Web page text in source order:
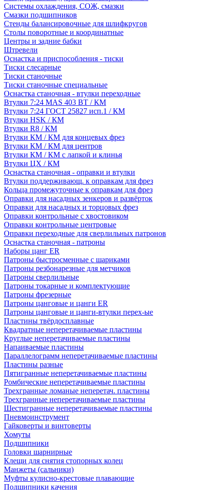
Системы охлаждения, СОЖ, смазки
Смазки подшипников
Стенды балансировочные для шлифкругов
Столы поворотные и координатные
Центры и задние бабки
Штревели
Оснастка и приспособления - тиски
Тиски слесарные
Тиски станочные
Тиски станочные специальные
Оснастка станочная - втулки переходные
Втулки 7:24 MAS 403 BT / КМ
Втулки 7:24 ГОСТ 25827 исп.1 / КМ
Втулки HSK / КМ
Втулки R8 / КМ
Втулки КМ / КМ для концевых фрез
Втулки КМ / КМ для центров
Втулки КМ / КМ с лапкой и клинья
Втулки ЦХ / КМ
Оснастка станочная - оправки и втулки
Втулки поддерживающ. к оправкам для фрез
Кольца промежуточные к оправкам для фрез
Оправки для насадных зенкеров и развёрток
Оправки для насадных и торцовых фрез
Оправки контрольные с хвостовиком
Оправки контрольные центровые
Оправки переходные для сверлильных патронов
Оснастка станочная - патроны
Наборы цанг ER
Патроны быстросменные с шариками
Патроны резбонарезные для метчиков
Патроны сверлильные
Патроны токарные и комплектующие
Патроны фрезерные
Патроны цанговые и цанги ER
Патроны цанговые и цанги-втулки перех-ые
Пластины твёрдосплавные
Квадратные неперетачиваемые пластины
Круглые неперетачиваемые пластины
Напаиваемые пластины
Параллелограмм неперетачиваемые пластины
Пластины разные
Пятигранные неперетачиваемые пластины
Ромбические неперетачиваемые пластины
Трехгранные ломаные неперетач. пластины
Трехгранные неперетачиваемые пластины
Шестигранные неперетачиваемые пластины
Пневмоинструмент
Гайковерты и винтоверты
Хомуты
Подшипники
Головки шарнирные
Клещи для снятия стопорных колец
Манжеты (сальники)
Муфты кулисно-крестовые плавающие
Подшипники качения